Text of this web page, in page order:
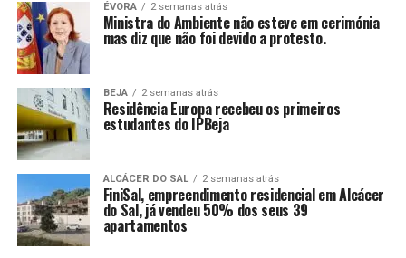
ÉVORA 2 semanas atrás
Ministra do Ambiente não esteve em cerimónia
mas diz que não foi devido a protesto.
BEJA 2 semanas atrás
Residência Europa recebeu os primeiros
estudantes do IPBeja
ALCÁCER DO SAL 2 semanas atrás
FiniSal, empreendimento residencial em Alcácer
do Sal, já vendeu 50% dos seus 39
apartamentos